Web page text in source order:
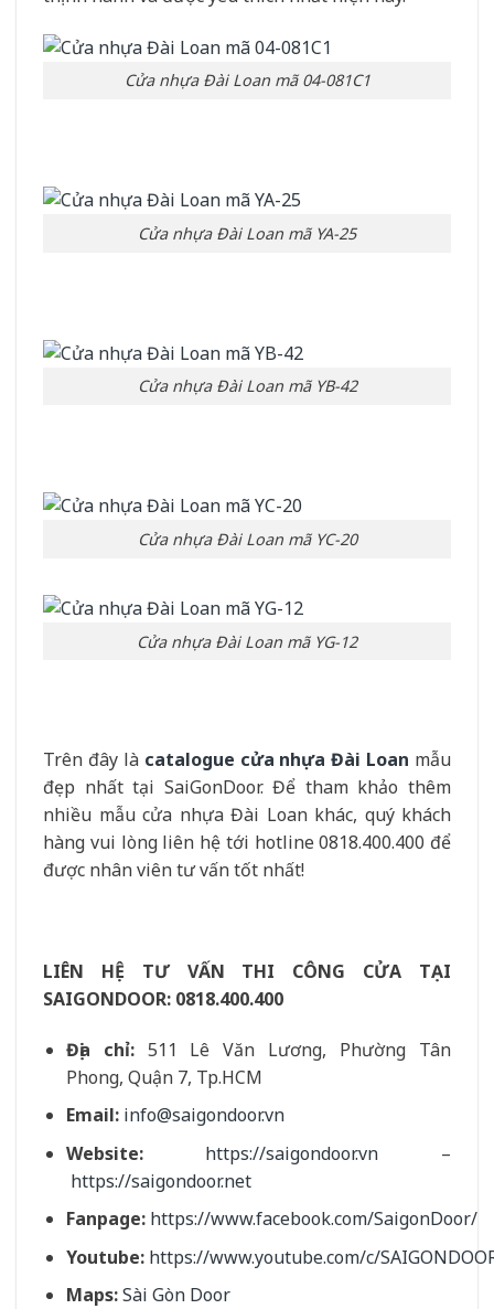
Cửa nhựa Đài Loan mã 04-081C1
Cửa nhựa Đài Loan mã YA-25
Cửa nhựa Đài Loan mã YB-42
Cửa nhựa Đài Loan mã YC-20
Cửa nhựa Đài Loan mã YG-12
Trên đây là catalogue cửa nhựa Đài Loan mẫu
đẹp nhất tại SaiGonDoor. Để tham khảo thêm
nhiều mẫu cửa nhựa Đài Loan khác, quý khách
hàng vui lòng liên hệ tới hotline 0818.400.400 để
được nhân viên tư vấn tốt nhất!
LIÊN HỆ TƯ VẤN THI CÔNG CỬA TẠI
SAIGONDOOR: 0818.400.400
Địa chỉ:511 Lê Văn Lương, Phường Tân
Phong, Quận 7, Tp.HCM
Email: info@saigondoor.vn
Website:
https://saigondoor.vn –
https://saigondoor.net
Fanpage: https://www.facebook.com/SaigonDoor/
Youtube: https://www.youtube.com/c/
Maps:Sài Gòn Door